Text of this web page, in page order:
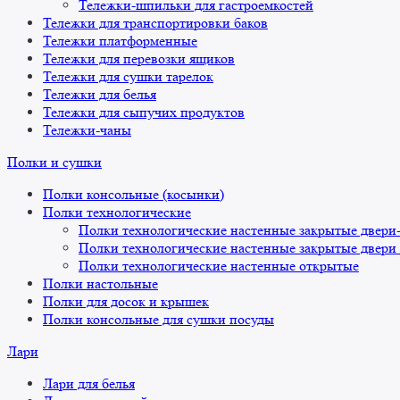
Тележки-шпильки для гастроемкостей
Тележки для транспортировки баков
Тележки платформенные
Тележки для перевозки ящиков
Тележки для сушки тарелок
Тележки для белья
Тележки для сыпучих продуктов
Тележки-чаны
Полки и сушки
Полки консольные (косынки)
Полки технологические
Полки технологические настенные закрытые
Полки технологические настенные закрытые
Полки технологические настенные открытые
Полки настольные
Полки для досок и крышек
Полки консольные для сушки посуды
Лари
Лари для белья